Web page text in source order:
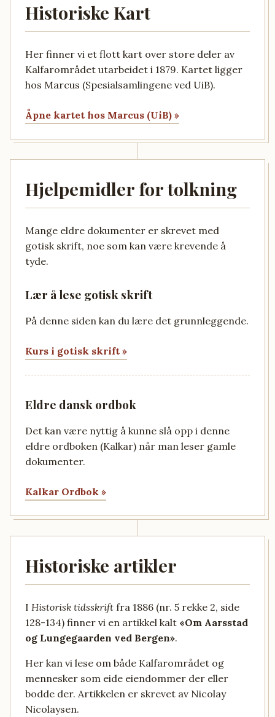
Historiske Kart
Her finner vi et flott kart over store deler av
Kalfarområdet utarbeidet i 1879. Kartet ligger
hos Marcus (Spesialsamlingene ved UiB).
Åpne kartet hos Marcus (UiB) »
Hjelpemidler for tolkning
Mange eldre dokumenter er skrevet med
gotisk skrift, noe som kan være krevende å
tyde.
Lær å lese gotisk skrift
På denne siden kan du lære det grunnleggende.
Kurs i gotisk skrift »
Eldre dansk ordbok
Det kan være nyttig å kunne slå opp i denne
eldre ordboken (Kalkar) når man leser gamle
dokumenter.
Kalkar Ordbok »
Historiske artikler
I Historisk tidsskrift fra 1886 (nr. 5 rekke 2, side
128-134) finner vi en artikkel kalt «Om Aarsstad
og Lungegaarden ved Bergen».
Her kan vi lese om både Kalfarområdet og
mennesker som eide eiendommer der eller
bodde der. Artikkelen er skrevet av Nicolay
Nicolaysen.